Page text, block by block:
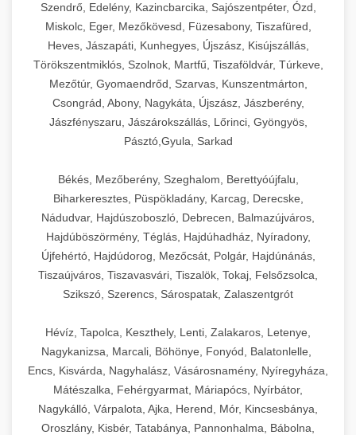
Szendrő, Edelény, Kazincbarcika, Sajószentpéter, Ózd,
Miskolc, Eger, Mezőkövesd, Füzesabony, Tiszafüred,
Heves, Jászapáti, Kunhegyes, Újszász, Kisújszállás,
Törökszentmiklós, Szolnok, Martfű, Tiszaföldvár, Túrkeve,
Mezőtúr, Gyomaendrőd, Szarvas, Kunszentmárton,
Csongrád, Abony, Nagykáta, Újszász, Jászberény,
Jászfényszaru, Jászárokszállás, Lőrinci, Gyöngyös,
Pásztó,Gyula, Sarkad
Békés, Mezőberény, Szeghalom, Berettyóújfalu,
Biharkeresztes, Püspökladány, Karcag, Derecske,
Nádudvar, Hajdúszoboszló, Debrecen, Balmazújváros,
Hajdúböszörmény, Téglás, Hajdúhadház, Nyíradony,
Újfehértó, Hajdúdorog, Mezőcsát, Polgár, Hajdúnánás,
Tiszaújváros, Tiszavasvári, Tiszalök, Tokaj, Felsőzsolca,
Szikszó, Szerencs, Sárospatak, Zalaszentgrót
Hévíz, Tapolca, Keszthely, Lenti, Zalakaros, Letenye,
Nagykanizsa, Marcali, Böhönye, Fonyód, Balatonlelle,
Encs, Kisvárda, Nagyhalász, Vásárosnamény, Nyíregyháza,
Mátészalka, Fehérgyarmat, Máriapócs, Nyírbátor,
Nagykálló, Várpalota, Ajka, Herend, Mór, Kincsesbánya,
Oroszlány, Kisbér, Tatabánya, Pannonhalma, Bábolna,